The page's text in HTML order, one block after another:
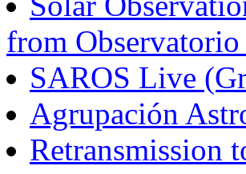
from
SAROS Live
Agrupación
Retransmission